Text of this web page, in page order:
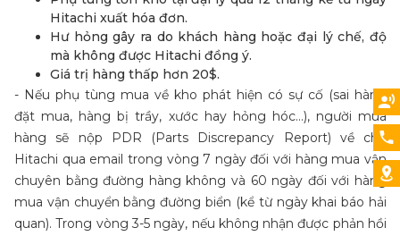
Hitachi xuất hóa đơn.
Hư hỏng gây ra do khách hàng hoặc đại lý chế, độ
mà không được Hitachi đồng ý.
Giá trị hàng thấp hơn 20$.
- Nếu phụ tùng mua về kho phát hiện có sự cố (sai hàng
đặt mua, hàng bị trầy, xước hay hỏng hóc…), người mua
hàng sẽ nộp PDR (Parts Discrepancy Report) về cho
Hitachi qua email trong vòng 7 ngày đối với hàng mua vận
chuyên bằng đường hàng không và 60 ngày đối với hàng
mua vận chuyển bằng đường biển (kể từ ngày khai báo hải
quan). Trong vòng 3-5 ngày, nếu không nhận được phản hồi